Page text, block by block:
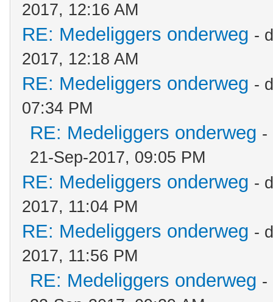
2017, 12:16 AM
RE: Medeliggers onderweg -
2017, 12:18 AM
RE: Medeliggers onderweg -
07:34 PM
RE: Medeliggers onderweg -
21-Sep-2017, 09:05 PM
RE: Medeliggers onderweg -
2017, 11:04 PM
RE: Medeliggers onderweg -
2017, 11:56 PM
RE: Medeliggers onderweg -